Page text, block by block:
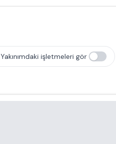
Yakınımdaki işletmeleri gör